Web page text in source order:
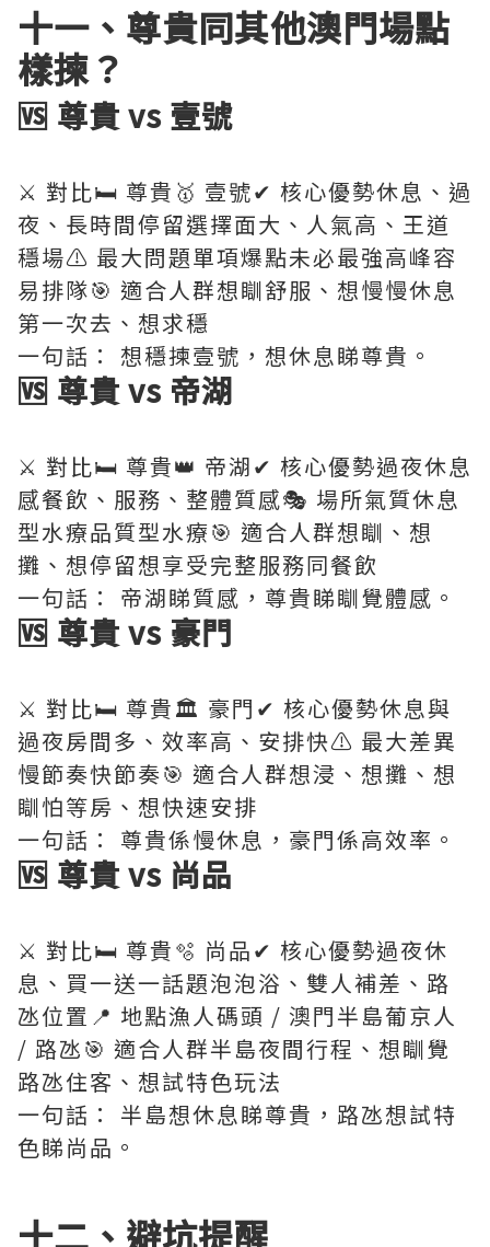
十一、尊貴同其他澳門場點
樣揀？
🆚 尊貴 vs 壹號
⚔️ 對比🛏️ 尊貴🥇 壹號✔ 核心優勢休息、過
夜、長時間停留選擇面大、人氣高、王道
穩場⚠️ 最大問題單項爆點未必最強高峰容
易排隊🎯 適合人群想瞓舒服、想慢慢休息
第一次去、想求穩
一句話： 想穩揀壹號，想休息睇尊貴。
🆚 尊貴 vs 帝湖
⚔️ 對比🛏️ 尊貴👑 帝湖✔ 核心優勢過夜休息
感餐飲、服務、整體質感🎭 場所氣質休息
型水療品質型水療🎯 適合人群想瞓、想
攤、想停留想享受完整服務同餐飲
一句話： 帝湖睇質感，尊貴睇瞓覺體感。
🆚 尊貴 vs 豪門
⚔️ 對比🛏️ 尊貴🏛️ 豪門✔ 核心優勢休息與
過夜房間多、效率高、安排快⚠️ 最大差異
慢節奏快節奏🎯 適合人群想浸、想攤、想
瞓怕等房、想快速安排
一句話： 尊貴係慢休息，豪門係高效率。
🆚 尊貴 vs 尚品
⚔️ 對比🛏️ 尊貴🫧 尚品✔ 核心優勢過夜休
息、買一送一話題泡泡浴、雙人補差、路
氹位置📍 地點漁人碼頭 / 澳門半島葡京人
/ 路氹🎯 適合人群半島夜間行程、想瞓覺
路氹住客、想試特色玩法
一句話： 半島想休息睇尊貴，路氹想試特
色睇尚品。
十二、避坑提醒